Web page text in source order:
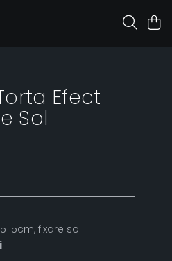
Efect
Sol
51.5cm, fixare sol